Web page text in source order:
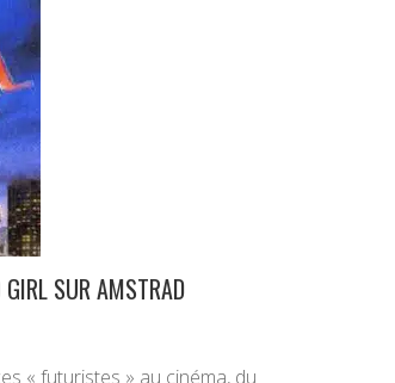
SUR AMSTRAD
« futuristes » au cinéma, du